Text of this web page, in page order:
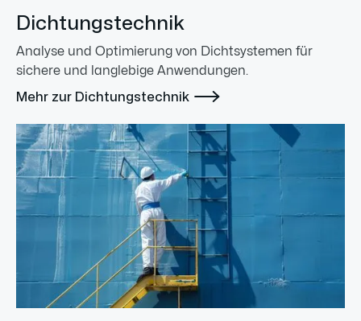
Dichtungstechnik
Analyse und Optimierung von Dichtsystemen für
sichere und langlebige Anwendungen.
Mehr zur Dichtungstechnik 